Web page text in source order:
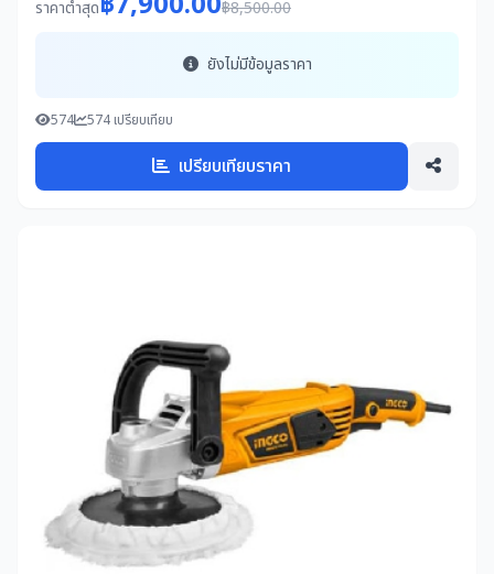
ราคาต่ำสุด ฿8,500.00
ยังไม่มีข้อมูลราคา
574 574 เปรียบเทียบ
เปรียบเทียบราคา